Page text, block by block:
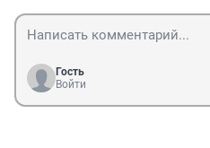
Гость
Войти